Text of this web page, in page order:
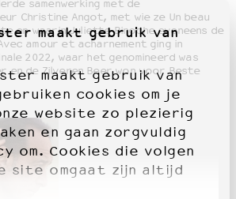
maakt gebruik van
maakt gebruik van
cookies om je
website zo plezierig
en gaan zorgvuldig
om. Cookies die volgen
site omgaat zijn altijd
samenwerking met de
Christine Angot, met wie ze Un beau
en waarin Juliette Binoche eveneens de
amour et acharnement ging in
2022, waar het genomineerd was
en de Zilveren Beer won voor Beste